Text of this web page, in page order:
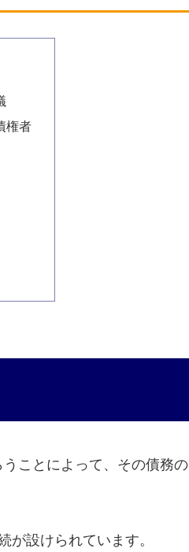
権者
うことによって、その債務の
が設けられています。